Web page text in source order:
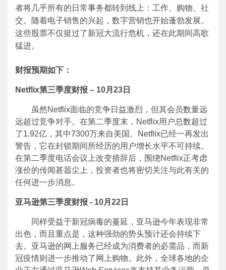
者将几乎所有的日常事务都转到线上：工作、购物、社
交。随着电子销售的兴起，数字营销也开始蓬勃发展。
这些股票不仅挺过了新冠大流行危机，还在此期间高歌
猛进。
财报预期如下：
Netflix第三季度财报 – 10月23日
虽然Netflix面临的竞争日益激烈，但其会员数量远
远超过竞争对手。在第二季度末，Netflix用户总数超过
了1.92亿，其中7300万来自美国。Netflix已经一再发出
警告，它在封锁期间所经历的用户增长水平不可持续。
在第二季度电话会议上改变措辞后，围绕Netflix正考虑
涨价的传闻甚嚣尘上，投资者也将密切关注与此有关的
任何进一步消息。
亚马逊第三季度财报 - 10月22日
同样受益于新冠病毒的蔓延，亚马逊今年表现非常
出色，而且重点是，这种强劲的势头预计还会持续下
去。亚马逊的网上服务已经成为消费者的必需品，而新
冠疫情则进一步推动了网上购物。此外，全球各地的企